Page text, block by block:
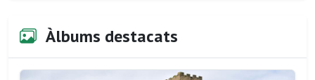
Àlbums destacats